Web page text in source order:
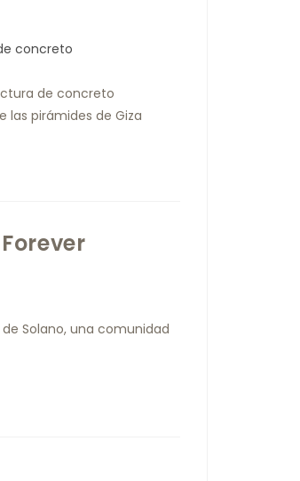
concreto
de concreto
pirámides de Giza
Solano, una comunidad